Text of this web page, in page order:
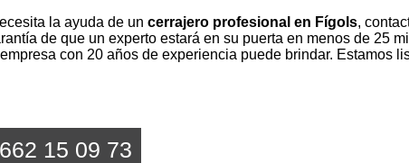
la ayuda de un cerrajero profesional en Fígols,
de que un experto estará en su puerta en menos de 25
con 20 años de experiencia puede brindar. Estamos
15 09 73